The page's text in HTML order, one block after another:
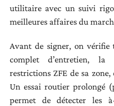
utilitaire avec un suivi
meilleures affaires du
Avant de signer, on vérifie
complet d’entretien, la
restrictions ZFE de sa zone,
Un essai routier prolongé
permet de détecter les